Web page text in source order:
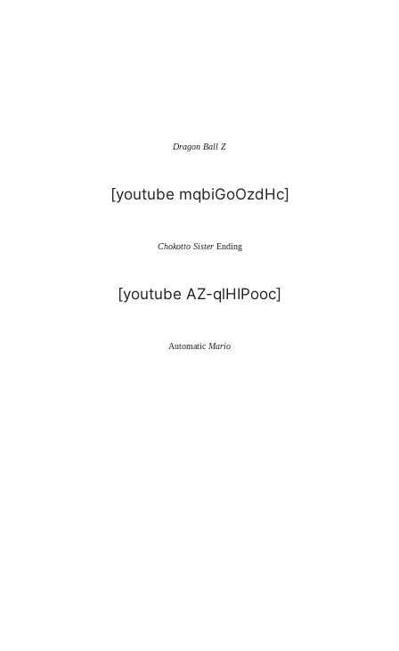
Dragon Ball Z
[youtube mqbiGoOzdHc]
Chokotto Sister Ending
[youtube AZ-qlHIPooc]
Automatic Mario